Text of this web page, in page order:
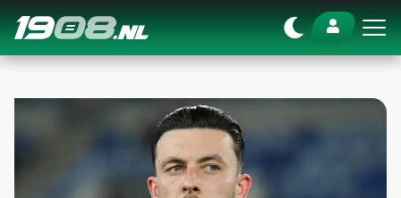
Navigation